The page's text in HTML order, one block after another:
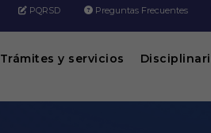
PQRSD Preguntas Frecuentes
Trámites y servicios